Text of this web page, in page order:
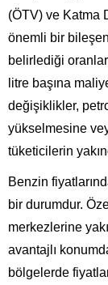
(ÖTV) ve Katma
önemli bir
belirlediği
litre başına
değişiklikler,
yükselmesine
tüketicilerin
Benzin
bir durumdur.
merkezlerine
avantajlı
bölgelerde